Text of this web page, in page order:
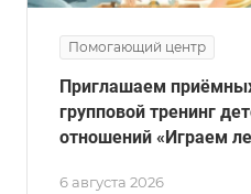
Помогающий центр
6 августа 2026
Приглашаем
групповой тренинг
отношений «Играем